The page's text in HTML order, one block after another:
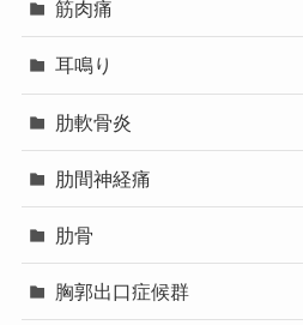
筋肉痛
耳鳴り
肋軟骨炎
肋間神経痛
肋骨
胸郭出口症候群